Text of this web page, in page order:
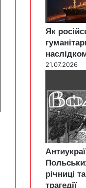
Як
21.07.2026
річниці
трагедії